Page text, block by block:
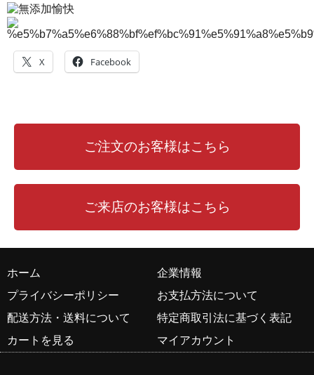
X Facebook
ご注文のお客様はこちら
ご来店のお客様はこちら
ホーム
企業情報
プライバシーポリシー
お支払方法について
配送方法・送料について
特定商取引法に基づく表記
カートを見る
マイアカウント